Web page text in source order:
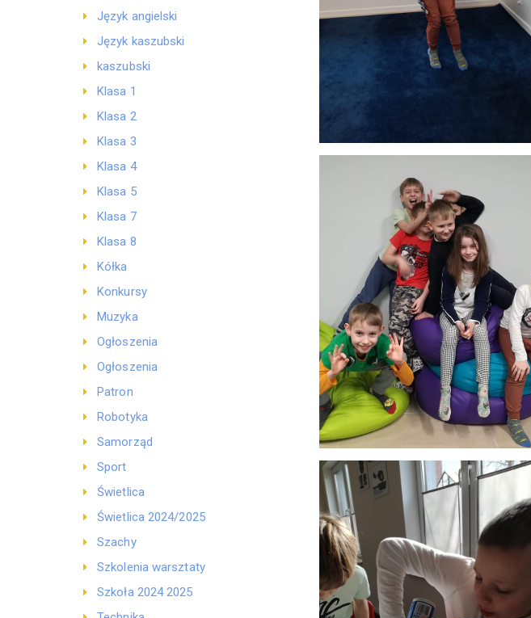
Język angielski
Język kaszubski
kaszubski
Klasa 1
Klasa 2
Klasa 3
Klasa 4
Klasa 5
Klasa 7
Klasa 8
Kółka
Konkursy
Muzyka
Ogłoszenia
Ogłoszenia
Patron
Robotyka
Samorząd
Sport
Świetlica
Świetlica 2024/2025
Szachy
Szkolenia warsztaty
Szkoła 2024 2025